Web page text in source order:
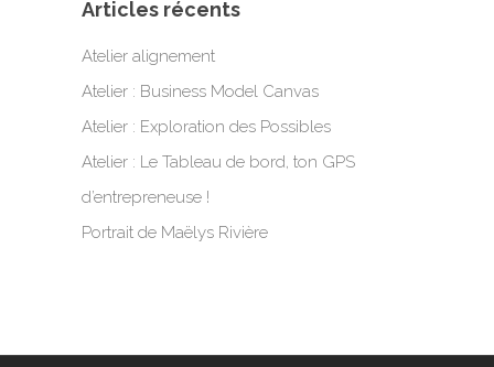
Articles récents
Atelier alignement
Atelier : Business Model Canvas
Atelier : Exploration des Possibles
Atelier : Le Tableau de bord, ton GPS
d’entrepreneuse !
Portrait de Maëlys Rivière